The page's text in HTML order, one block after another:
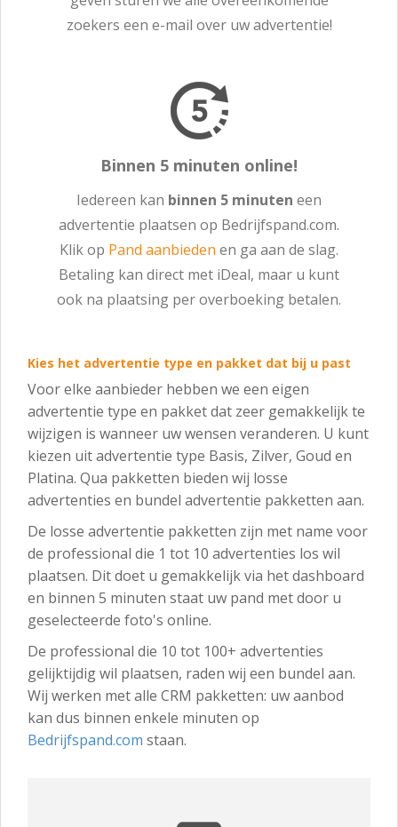
zoekers een e-mail over uw advertentie!
Binnen 5 minuten online!
Iedereen kan binnen 5 minuten een
advertentie plaatsen op Bedrijfspand.com.
Klik op Pand aanbieden en ga aan de slag.
Betaling kan direct met iDeal, maar u kunt
ook na plaatsing per overboeking betalen.
Kies het advertentie type en pakket dat bij u past
Voor elke aanbieder hebben we een eigen
advertentie type en pakket dat zeer gemakkelijk te
wijzigen is wanneer uw wensen veranderen. U kunt
kiezen uit advertentie type Basis, Zilver, Goud en
Platina. Qua pakketten bieden wij losse
advertenties en bundel advertentie pakketten aan.
De losse advertentie pakketten zijn met name voor
de professional die 1 tot 10 advertenties los wil
plaatsen. Dit doet u gemakkelijk via het dashboard
en binnen 5 minuten staat uw pand met door u
geselecteerde foto's online.
De professional die 10 tot 100+ advertenties
gelijktijdig wil plaatsen, raden wij een bundel aan.
Wij werken met alle CRM pakketten: uw aanbod
kan dus binnen enkele minuten op
Bedrijfspand.com staan.